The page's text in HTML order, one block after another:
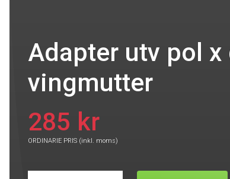
Adapter utv pol
vingmutter
285 kr
ORDINARIE PRIS (inkl. moms)